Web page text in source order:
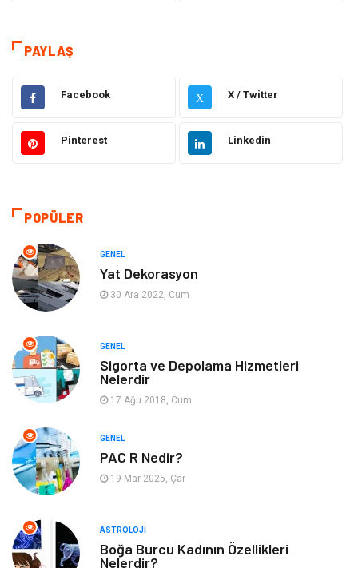
Teknoloji & İnternet
Elektrik & Elektronik Dekorasyon
Güzellik ve Bakım Eğitim
Makine
Eğitim ve Kariyer
Gıda Organizasyon
Tatil Hobi
Genel Kültür
Müzik
Mobilya
PAYLAŞ
Facebook X X / Twitter
Pinterest Linkedin
POPÜLER
GENEL
Yat Dekorasyon
30 Ara 2022, Cum
GENEL
Sigorta ve Depolama Hizmetleri
Nelerdir
17 Ağu 2018, Cum
GENEL
PAC R Nedir?
19 Mar 2025, Çar
ASTROLOJI
Boğa Burcu Kadının Özellikleri
Nelerdir?